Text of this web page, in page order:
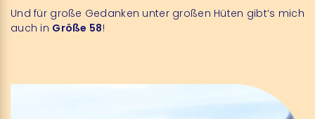
Und für große Gedanken unter großen Hüten gibt’s mich
auch in Größe 58!